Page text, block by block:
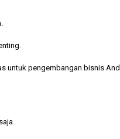
untuk pengembangan bisnis